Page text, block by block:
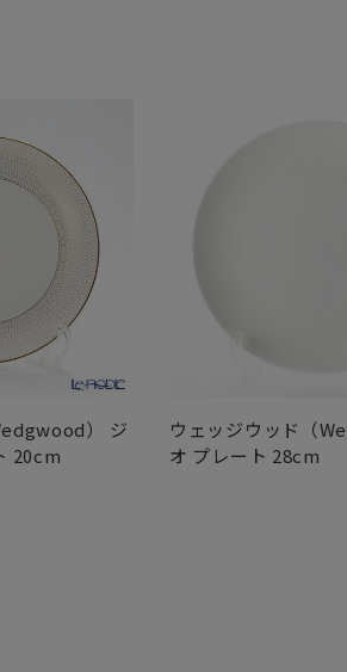
） ジ
20cm
ウェッジウッド（
オ プレート 28cm